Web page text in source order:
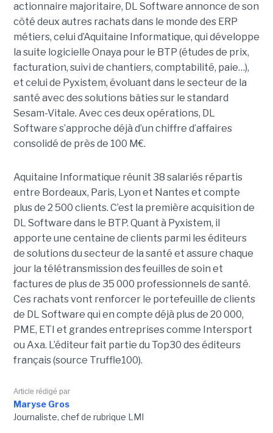
actionnaire majoritaire, DL Software annonce de son
côté deux autres rachats dans le monde des ERP
métiers, celui d’Aquitaine Informatique, qui développe
la suite logicielle Onaya pour le BTP (études de prix,
facturation, suivi de chantiers, comptabilité, paie…),
et celui de Pyxistem, évoluant dans le secteur de la
santé avec des solutions bâties sur le standard
Sesam-Vitale. Avec ces deux opérations, DL
Software s’approche déjà d’un chiffre d’affaires
consolidé de près de 100 M€.
Aquitaine Informatique réunit 38 salariés répartis
entre Bordeaux, Paris, Lyon et Nantes et compte
plus de 2 500 clients. C’est la première acquisition de
DL Software dans le BTP. Quant à Pyxistem, il
apporte une centaine de clients parmi les éditeurs
de solutions du secteur de la santé et assure chaque
jour la télétransmission des feuilles de soin et
factures de plus de 35 000 professionnels de santé.
Ces rachatsvont renforcer le portefeuille de clients
de DL Software qui en compte déjà plus de 20 000,
PME, ETI et grandes entreprises comme Intersport
ou Axa. L’éditeur fait partie du Top30 des éditeurs
français (source Truffle100).
Article rédigé par
Maryse Gros
Journaliste, chef de rubrique LMI